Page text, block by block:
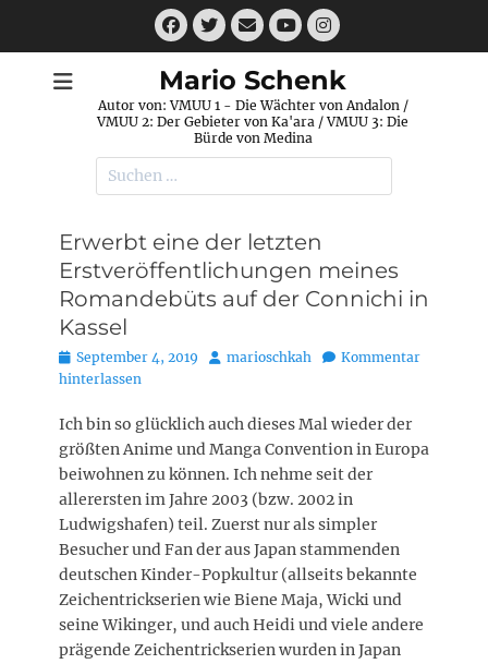
Facebook
Twitter
E-
MailYouTube
Instagram
Mario Schenk
Autor von: VMUU 1 - Die Wächter von Andalon /
VMUU 2: Der Gebieter von Ka'ara / VMUU 3: Die
Bürde von Medina
Suchen
nach:
Erwerbt eine der letzten
Erstveröffentlichungen meines
Romandebüts auf der Connichi in
Kassel
Posted
on
September 4, 2019 Autormarioschkah
Kommentar
hinterlassen
Ich bin so glücklich auch dieses Mal wieder der
größten Anime und Manga Convention in Europa
beiwohnen zu können. Ich nehme seit der
allerersten im Jahre 2003 (bzw. 2002 in
Ludwigshafen) teil. Zuerst nur als simpler
Besucher und Fan der aus Japan stammenden
deutschen Kinder-Popkultur (allseits bekannte
Zeichentrickserien wie Biene Maja, Wicki und
seine Wikinger, und auch Heidi und viele andere
prägende Zeichentrickserien wurden in Japan